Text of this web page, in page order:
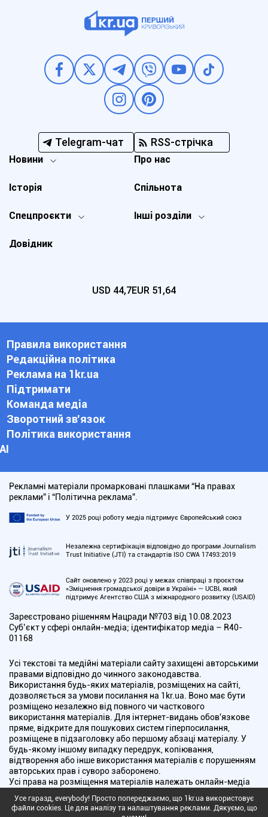
Telegram-чат RSS-стрічка
Новини
Спецпроєкти Інші розділи
Історія
Про нас
Довідник
Спільнота
USD 44,7EUR 51,64
Правила використання
Редакційна політика
Реклама на 1kr.ua
Підтримати
Команда медіа
Зворотний зв'язок
Політика використання
АІ
Рекламні матеріали промарковані плашками “На правах
реклами” і “Політична реклама”.
У 2025 році роботу медіа підтримує Європейський союз
Незалежна сертифікація відповідно до програми Journalism
Trust Initiative (JTI) та стандартів ISO CWA 17493:2019
Сайт оновлено у 2023 році у межах співпраці з проєктом
«Зміцнення громадської довіри в Україні» — UCBI, який
підтримує Агентство США з міжнародного розвитку (USAID)
Зареєстровано рішенням Нацради №703 від 10.08.2023
Cуб’єкт у сфері онлайн-медіа; ідентифікатор медіа – R40-
01168
Усі текстові та медійні матеріали сайту захищені авторськими
правами відповідно до чинного законодавства.
Використання будь-яких матеріалів, розміщених на сайті,
дозволяється за умови посилання на 1kr.ua. Воно має бути
розміщено незалежно від повного чи часткового
використання матеріалів. Для інтернет-видань обов'язкове
пряме, відкрите для пошукових систем гіперпосилання,
розміщене в підзаголовку або першому абзаці матеріалу. У
будь-якому іншому випадку передрук, копіювання,
відтворення або інше використання матеріалів є порушенням
авторських прав і суворо заборонено.
Усі права на розміщення матеріалів належать онлайн-медіа
радою України з питань телебачення і радіомовлення.
Усе гаразд, everybody! Просто попереджаємо, що 1kr.ua використовує
файли cookies. Це для аналізу та налаштування реклами. Дякуємо, що